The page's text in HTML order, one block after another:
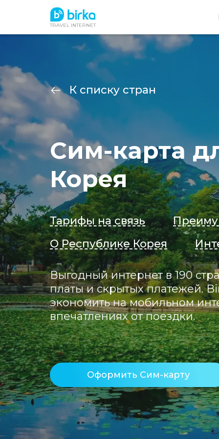
TRAVEL INTERNET
К списку стран
Сим-карта
Корея
Тарифы на связь
О Республике Корея
Выгодный интернет в 190
платы и скрытых платежей.
экономить на мобильном
впечатлениях от поездки.
Оформить Сим-карту